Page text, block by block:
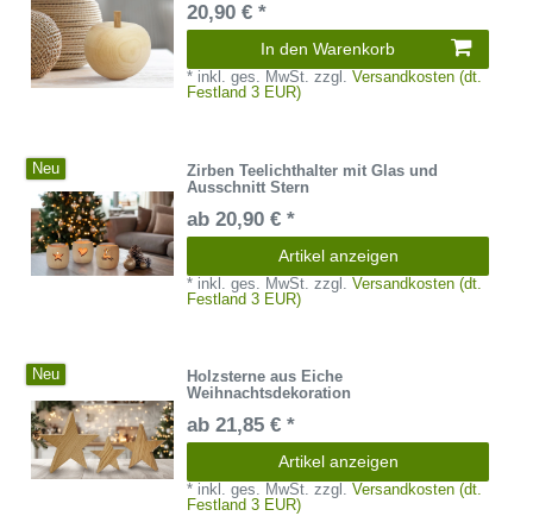
20,90 € *
In den Warenkorb
* inkl. ges. MwSt. zzgl.Versandkosten (dt.
Festland 3 EUR)
Neu
Zirben Teelichthalter mit Glas und
Ausschnitt Stern
ab 20,90 € *
Artikel anzeigen
* inkl. ges. MwSt. zzgl.Versandkosten (dt.
Festland 3 EUR)
Neu
Holzsterne aus Eiche
Weihnachtsdekoration
ab 21,85 € *
Artikel anzeigen
* inkl. ges. MwSt. zzgl.Versandkosten (dt.
Festland 3 EUR)